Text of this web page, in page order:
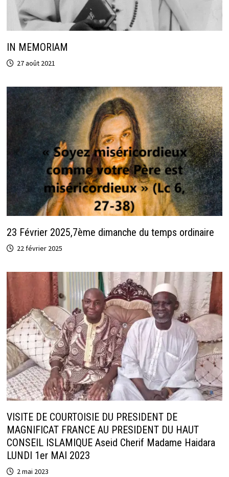
IN MEMORIAM
27 août 2021
23 Février 2025,7ème dimanche du temps ordinaire
22 février 2025
VISITE DE COURTOISIE DU PRESIDENT DE
MAGNIFICAT FRANCE AU PRESIDENT DU HAUT
CONSEIL ISLAMIQUE Aseid Cherif Madame Haidara
LUNDI 1er MAI 2023
2 mai 2023